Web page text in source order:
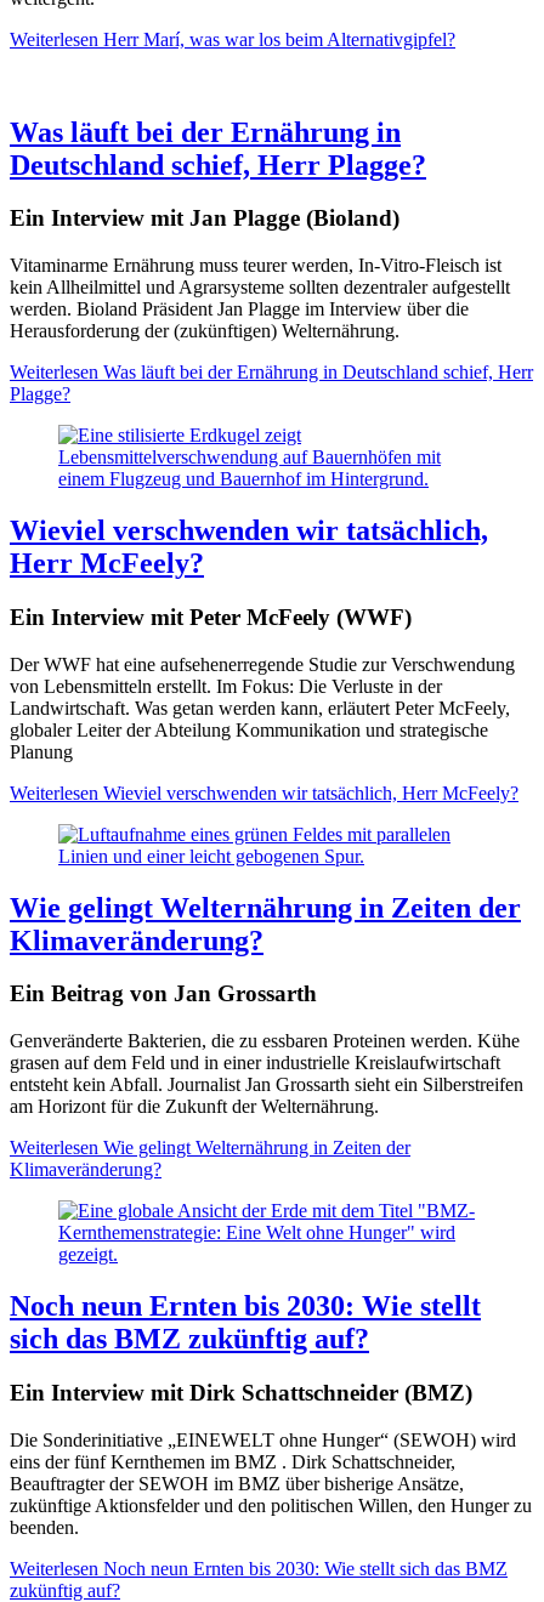
Weiterlesen Herr Marí, was war los beim Alternativgipfel?
Was läuft bei der Ernährung in
Deutschland schief, Herr Plagge?
Ein Interview mit Jan Plagge (Bioland)
Vitaminarme Ernährung muss teurer werden, In-Vitro-Fleisch ist
kein Allheilmittel und Agrarsysteme sollten dezentraler aufgestellt
werden. Bioland Präsident Jan Plagge im Interview über die
Herausforderung der (zukünftigen) Welternährung.
Weiterlesen Was läuft bei der Ernährung in Deutschland schief, Herr
Plagge?
Wieviel verschwenden wir tatsächlich,
Herr McFeely?
Ein Interview mit Peter McFeely (WWF)
Der WWF hat eine aufsehenerregende Studie zur Verschwendung
von Lebensmitteln erstellt. Im Fokus: Die Verluste in der
Landwirtschaft. Was getan werden kann, erläutert Peter McFeely,
globaler Leiter der Abteilung Kommunikation und strategische
Planung
Weiterlesen Wieviel verschwenden wir tatsächlich, Herr McFeely?
Wie gelingt Welternährung in Zeiten der
Klimaveränderung?
Ein Beitrag von Jan Grossarth
Genveränderte Bakterien, die zu essbaren Proteinen werden. Kühe
grasen auf dem Feld und in einer industrielle Kreislaufwirtschaft
entsteht kein Abfall. Journalist Jan Grossarth sieht ein Silberstreifen
am Horizont für die Zukunft der Welternährung.
Weiterlesen Wie gelingt Welternährung in Zeiten der
Klimaveränderung?
Noch neun Ernten bis 2030: Wie stellt
sich das BMZ zukünftig auf?
Ein Interview mit Dirk Schattschneider (BMZ)
Die Sonderinitiative „EINEWELT ohne Hunger“ (SEWOH) wird
eins der fünf Kernthemen im BMZ . Dirk Schattschneider,
Beauftragter der SEWOH im BMZ über bisherige Ansätze,
zukünftige Aktionsfelder und den politischen Willen, den Hunger zu
beenden.
Weiterlesen Noch neun Ernten bis 2030: Wie stellt sich das BMZ
zukünftig auf?